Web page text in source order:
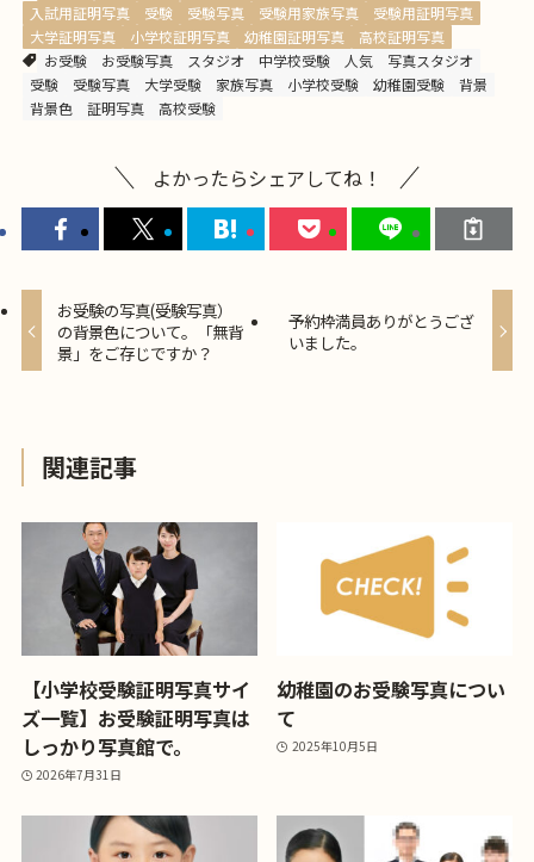
入試用証明写真
受験 受験写真 受験用家族写真
受験用証明写真
大学証明写真
小学校証明写真 幼稚園証明写真
高校証明写真
お受験
お受験写真 スタジオ 中学校受験 人気
写真スタジオ
受験
受験写真 大学受験 家族写真 小学校受験 幼稚園受験
背景
背景色
証明写真 高校受験
よかったらシェアしてね！
お受験の写真(受験写真）
の背景色について。「無背
景」をご存じですか？
予約枠満員ありがとうござ
いました。
関連記事
【小学校受験証明写真サイ
ズ一覧】お受験証明写真は
しっかり写真館で。
2026年7月31日
幼稚園のお受験写真につい
て
2025年10月5日